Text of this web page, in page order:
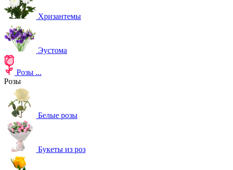
Хризантемы
Эустома
Розы ...
Розы
Белые розы
Букеты из роз